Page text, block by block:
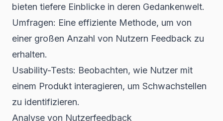
bieten tiefere Einblicke in deren Gedankenwelt.
Umfragen: Eine effiziente Methode, um von
einer großen Anzahl von Nutzern Feedback zu
erhalten.
Usability-Tests: Beobachten, wie Nutzer mit
einem Produkt interagieren, um Schwachstellen
zu identifizieren.
Analyse von Nutzerfeedback